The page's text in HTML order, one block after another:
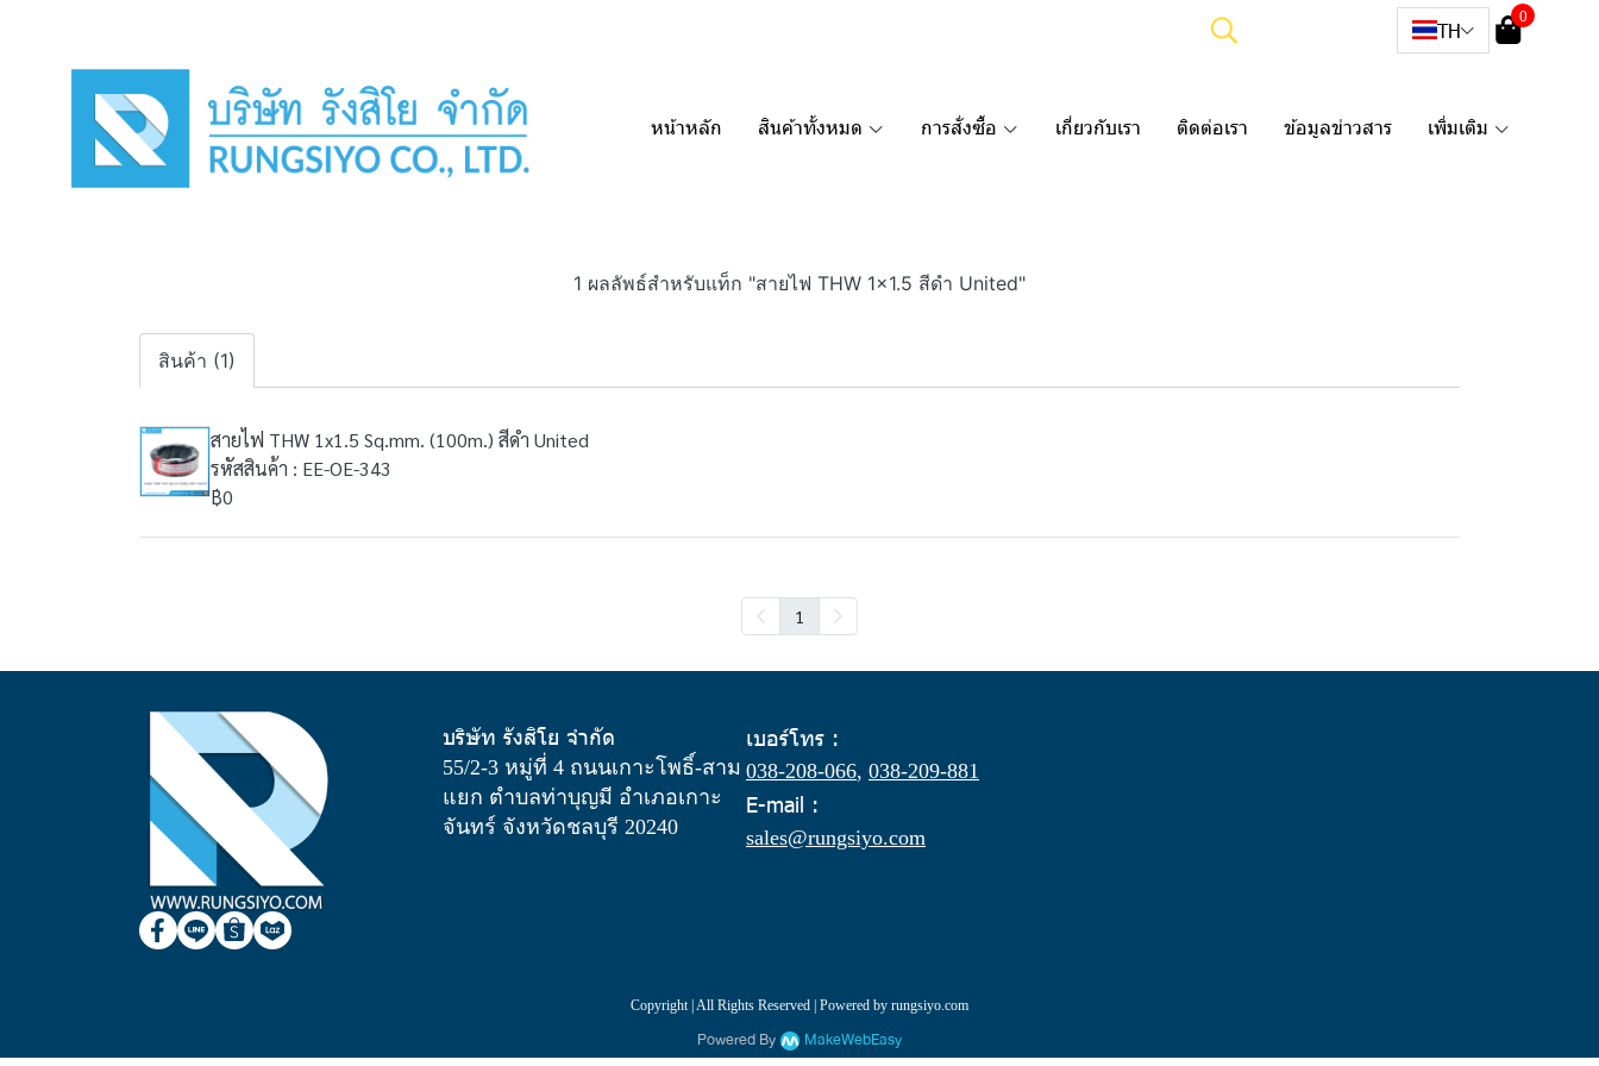
TH
0
หน้าหลัก สินค้าทั้งหมด การสั่งซื้อ เกี่ยวกับเรา ติดต่อเรา ข้อมูลข่าวสาร เพิ่มเติม
1 ผลลัพธ์สำหรับแท็ก "สายไฟ THW 1x1.5 สีดำ United"
สินค้า (1)
สายไฟ THW 1x1.5 Sq.mm. (100m.) สีดำ United
รหัสสินค้า : EE-OE-343
฿0
1
บริษัท รังสิโย จำกัด
55/2-3 หมู่ที่ 4 ถนนเกาะโพธิ์-สาม
แยก ตำบลท่าบุญมี อำเภอเกาะ
จันทร์ จังหวัดชลบุรี 20240
เบอร์โทร :
038-208-066, 038-209-881
E-mail :
sales@rungsiyo.com
Copyright | All Rights Reserved | Powered by rungsiyo.com
Powered By MakeWebEasy